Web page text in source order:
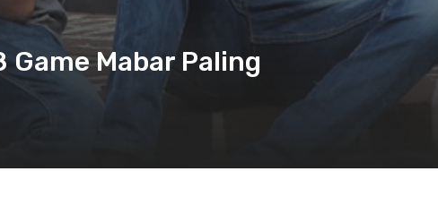
Game Mabar Paling